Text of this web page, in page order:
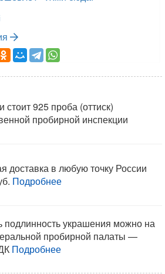
стоит 925 проба (оттиск)
пробирной инспекции
доставка в любую точку России
Подробнее
подлинность украшения можно на
пробирной палаты —
Подробнее